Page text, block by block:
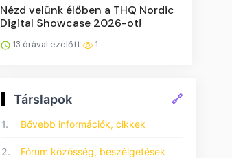
Nézd velünk élőben a THQ Nordic
Digital Showcase 2026-ot!
13 órával ezelőtt 1
Társlapok 🔗
1. Bővebb információk, cikkek
2. Fórum közösség, beszélgetések